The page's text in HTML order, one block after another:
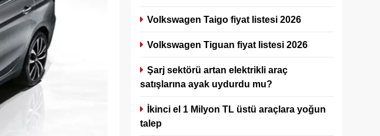
Volkswagen Taigo fiyat listesi 2026
Volkswagen Tiguan fiyat listesi 2026
Şarj sektörü artan elektrikli araç
satışlarına ayak uydurdu mu?
İkinci el 1 Milyon TL üstü araçlara yoğun
talep